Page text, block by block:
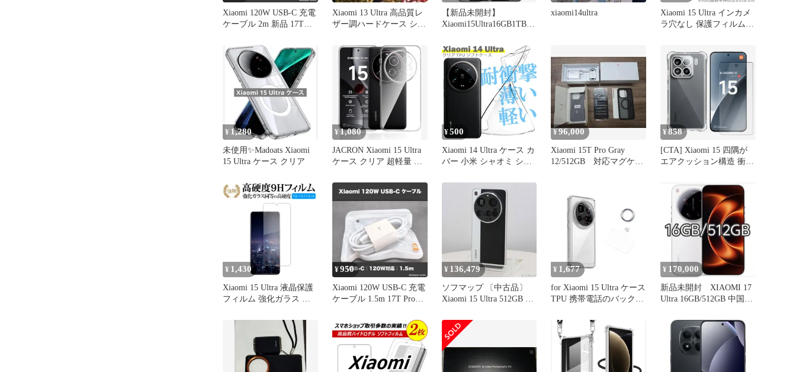
Xiaomi 120W USB-C 充電
ケーブル 2m 新品 17T
Xiaomi 13 Ultra 高品質レ
ザー調ハードケース シル
【新品未開封】
Xiaomi15Ultra16GB1TB、
xiaomi14ultra
Xiaomi 15 Ultra インカメ
ラ穴なし 保護フィルム
ン 9H 高硬度 透明 高光沢
¥ 1,280
未使用✨️Madoats Xiaomi
15 Ultra ケース クリア
¥1,080
JACRON Xiaomi 15 Ultra
ケース クリア 超軽量 極
TPU ソフト 衝撃吸収 背
面カバー 耐スクラッチ
保護カバー 全面保護 黄
変防止 スマホケース(透
明, 89K-CSJ-AR711)
¥500
Xiaomi 14 Ultra ケース カ
バー 小米 シャオミ シン
吸収 透明 クリア 軽量 薄
型 ソフト ケース TPU 耐
衝撃 保護
¥96,000
Xiaomi 15T Pro Gray
12/512GB 対応マグケー
¥858
[CTA] Xiaomi 15 四隅が
エアクッション構造 衝撃
ワイヤレス充電対応/滑り
止め 薄型 カバー
xiaomi15 シャオミ ウルト
ラ シリコン TPU素材 ソ
フトケース
¥ 1,430
Xiaomi 15 Ultra 液晶保護
フィルム 強化ガラス と
ライトカット クリア光沢
タイプ 改訂版 メール便
送料無料
¥950
Xiaomi 120W USB-C 充電
ケーブル 1.5m 17T Pro対
¥ 136,479
ソフマップ 〔中古品〕
Xiaomi 15 Ultra 512GB シ
MZB0JJZJP SIMフリー
【349】
¥ 1,677
for Xiaomi 15 Ultra ケース
TPU 携帯電話のバックカ
トクリップ】HD透明保護
カバーTPUソフトシェ
ル、シンプルなレトロな
（15 Ultra）
¥ 170,000
新品未開封 XIAOMI 17
Ultra 16GB/512GB 中国版